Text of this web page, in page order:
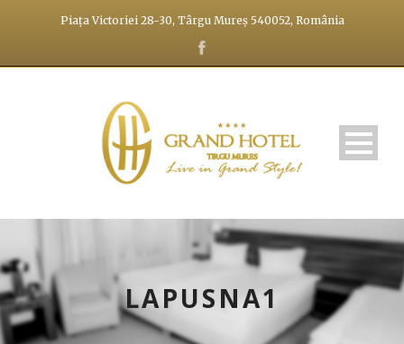
Piața Victoriei 28-30, Târgu Mureș 540052, România
LAPUSNA1